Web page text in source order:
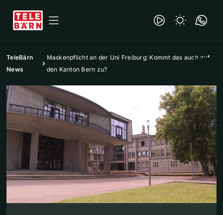
TeleBärn
News
Maskenpflicht an der Uni Freiburg: Kommt das auch auf
den Kanton Bern zu?